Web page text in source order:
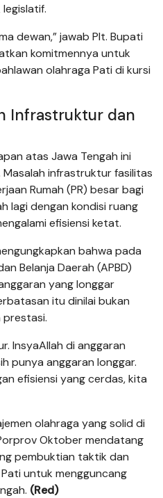
dewan,” jawab Plt. Bupati
komitmennya untuk
olahraga Pati di kursi
Infrastruktur dan
atas Jawa Tengah ini
infrastruktur fasilitas
Rumah (PR) besar bagi
lagi dengan kondisi ruang
efisiensi ketat.
bahwa pada
Belanja Daerah (APBD)
yang longgar
itu dinilai bukan
prestasi.
InsyaAllah di anggaran
punya anggaran longgar.
efisiensi yang cerdas, kita
olahraga yang solid di
Oktober mendatang
pembuktian taktik dan
untuk mengguncang
(Red)